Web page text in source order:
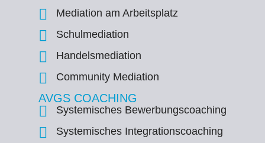
Mediation am Arbeitsplatz
Schulmediation
Handelsmediation
Community Mediation
AVGS COACHING
Systemisches Bewerbungscoaching
Systemisches Integrationscoaching